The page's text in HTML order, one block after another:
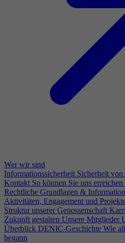
Wer wir sind
Informationssicherheit Sicherheit
Kontakt So können Sie uns erreichen
Rechtliche Grundlagen &
Aktivitäten, Engagement und
Struktur unserer Genossenschaft
Zukunft gestalten Unsere Mitglieder
Überblick DENIC-Geschichte Wie
begann